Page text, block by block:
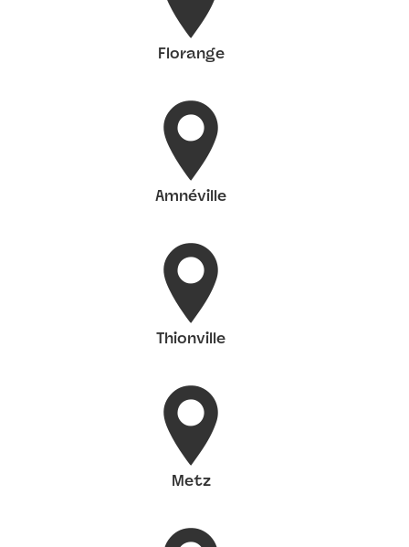
Florange
Amnéville
Thionville
Metz